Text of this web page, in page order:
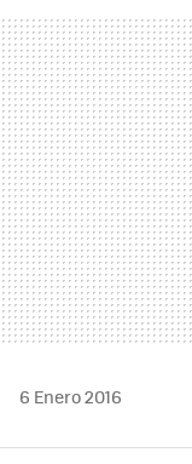
6 Enero 2016